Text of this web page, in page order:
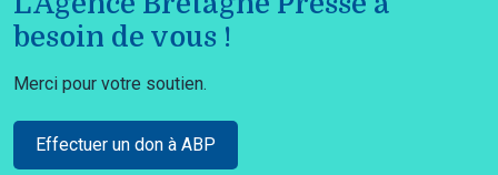
besoin de vous !
Merci pour votre soutien.
Effectuer un don à ABP